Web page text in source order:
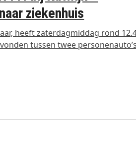
ziekenhuis
heeft zaterdagmiddag rond
tussen twee